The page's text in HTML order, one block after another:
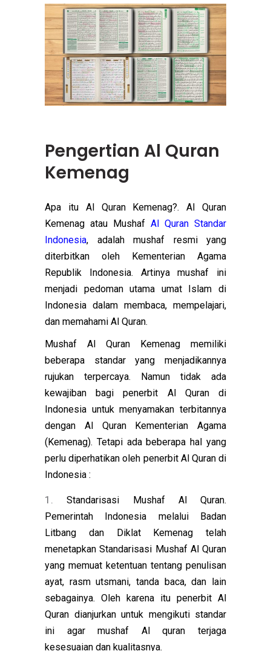
Pengertian Al Quran
Kemenag
Apa itu Al Quran Kemenag?. Al Quran
Kemenag atau Mushaf Al Quran Standar
Indonesia, adalah mushaf resmi yang
diterbitkan oleh Kementerian Agama
Republik Indonesia. Artinya mushaf ini
menjadi pedoman utama umat Islam di
Indonesia dalam membaca, mempelajari,
dan memahami Al Quran.
Mushaf Al Quran Kemenag memiliki
beberapa standar yang menjadikannya
rujukan terpercaya. Namun tidak ada
kewajiban bagi penerbit Al Quran di
Indonesia untuk menyamakan terbitannya
dengan Al Quran Kementerian Agama
(Kemenag). Tetapi ada beberapa hal yang
perlu diperhatikan oleh penerbit Al Quran di
Indonesia :
Standarisasi Mushaf Al Quran.
Pemerintah Indonesia melalui Badan
Litbang dan Diklat Kemenag telah
menetapkan Standarisasi Mushaf Al Quran
yang memuat ketentuan tentang penulisan
ayat, rasm utsmani, tanda baca, dan lain
sebagainya. Oleh karena itu penerbit Al
Quran dianjurkan untuk mengikuti standar
ini agar mushaf Al quran terjaga
kesesuaian dan kualitasnya.